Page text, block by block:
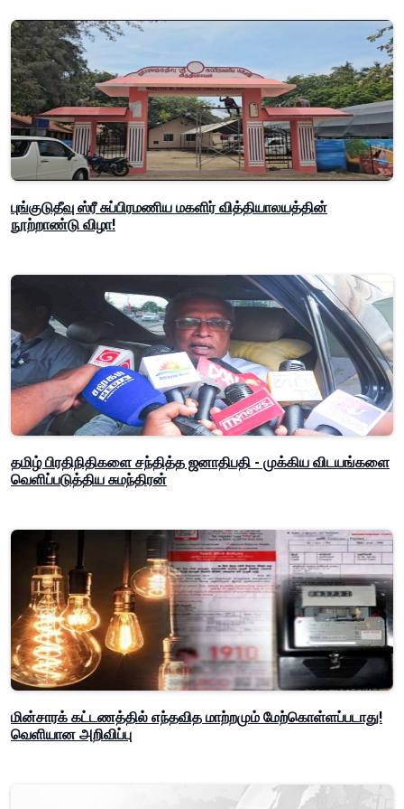
புங்குடுதீவு ஸ்ரீ சுப்பிரமணிய மகளிர் வித்தியாலயத்தின்
நூற்றாண்டு விழா!
தமிழ் பிரதிநிதிகளை சந்தித்த ஜனாதிபதி - முக்கிய விடயங்களை
வெளிப்படுத்திய சுமந்திரன்
மின்சாரக் கட்டணத்தில் எந்தவித மாற்றமும் மேற்கொள்ளப்படாது!
வெளியான அறிவிப்பு